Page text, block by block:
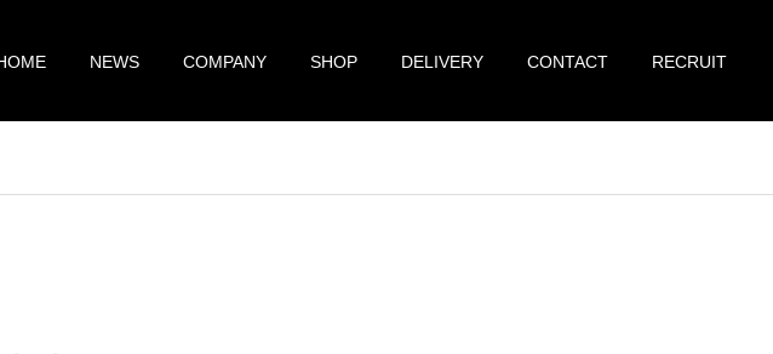
NEWS COMPANY SHOP DELIVERY CONTACT RECRUIT